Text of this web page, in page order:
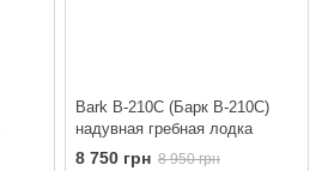
Bark B-210C (Барк В-210С)
надувная гребная лодка
8 750 грн 8 950 грн